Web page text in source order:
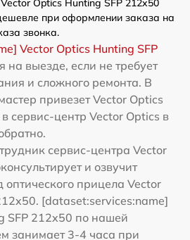
Optics Hunting SFP 212x50
при оформлении заказа на
звонка.
Vector Optics Hunting SFP
на выезде, если не требует
и сложного ремонта. В
привезет Vector Optics
сервис-центр Vector Optics в
сервис-центра Vector
и озвучит
оптического прицела Vector
[dataset:services:name]
SFP 212x50 по нашей
занимает 3-4 часа при